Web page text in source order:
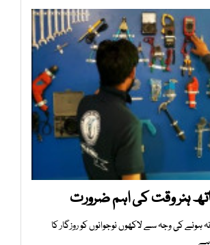
ہنر وقت کی اہم ضرورت
ہونے کی وجہ سے لاکھوں نوجوانوں کو روزگار کا